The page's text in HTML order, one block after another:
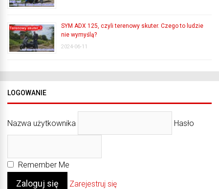
SYM ADX 125, czyli terenowy skuter. Czego to ludzie
nie wymyślą?
2024-06-11
LOGOWANIE
Nazwa użytkownika Hasło
Remember Me
Zarejestruj się